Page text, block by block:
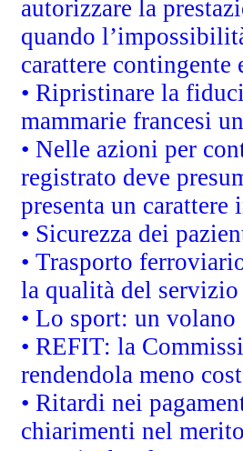
autorizzare la
quando
carattere
• Ripristinare la
mammarie francesi
• Nelle azioni per
registrato deve
presenta un carattere
• Sicurezza dei
• Trasporto
la qualità del
• Lo sport: un
• REFIT: la
rendendola meno
• Ritardi nei
chiarimenti nel merito